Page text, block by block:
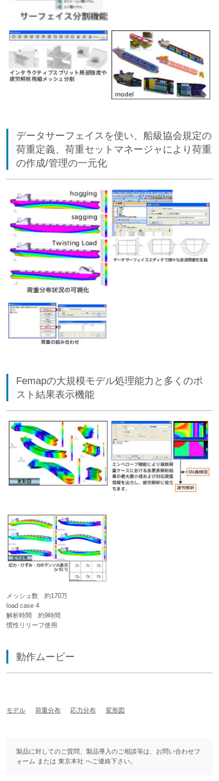
データサーフェイスを使い、船級協会規定の
荷重定義、荷重セットマネージャにより荷重
の作成/管理の一元化
Femapの大規模モデル処理能力と多くのポ
スト結果表示機能
メッシュ数 約170万
load case 4
解析時間 約9時間
慣性リリーフ使用
動作ムービー
モデル 荷重分布 応力分布 変形図
製品に対してのご質問、製品導入のご相談等は、 お問い合わせフ
ォーム または東京本社 へご連絡下さい。